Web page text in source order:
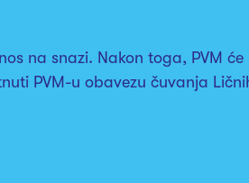
na snazi. Nakon toga, PVM
PVM-u obavezu čuvanja